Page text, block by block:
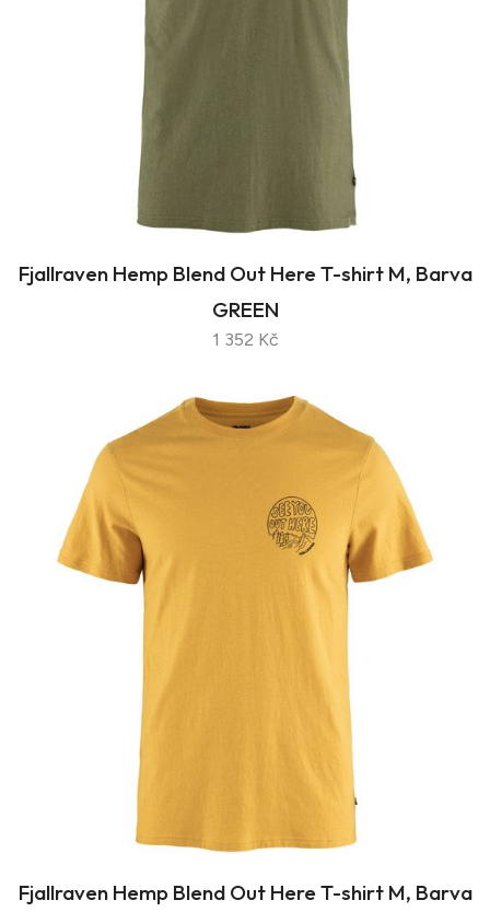
Fjallraven Hemp Blend Out Here T-shirt M, Barva
GREEN
1 352 Kč
Fjallraven Hemp Blend Out Here T-shirt M, Barva